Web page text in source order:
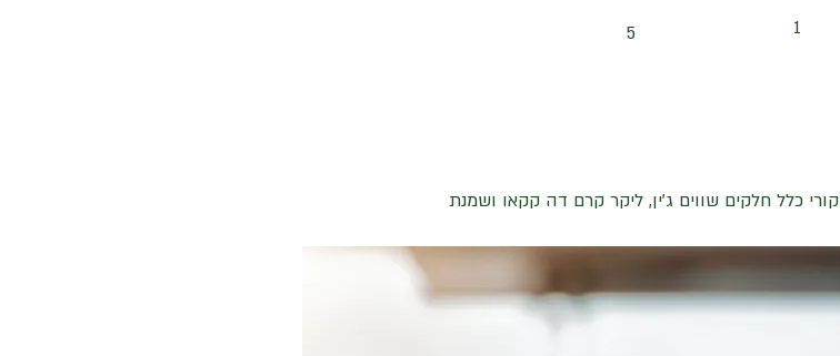
5
1
כלל חלקים שווים ג'ין, ליקר קרם דה קקאו ושמנת